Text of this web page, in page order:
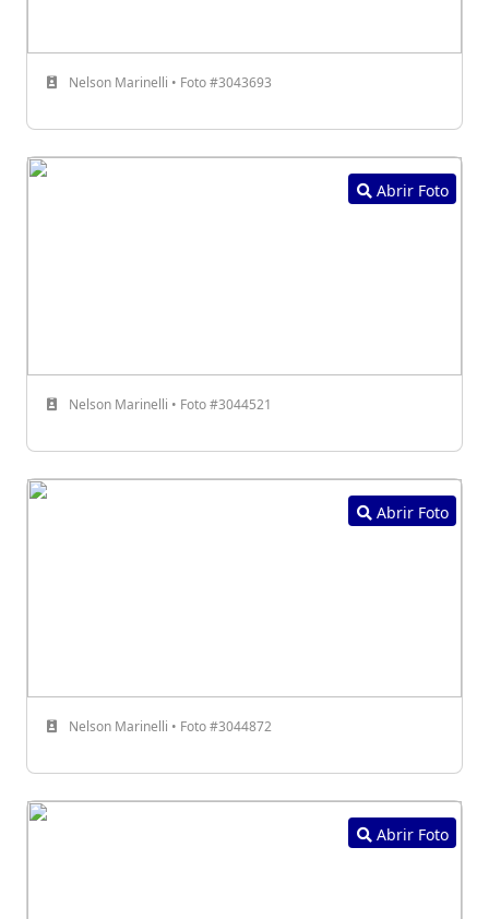
Nelson Marinelli • Foto #3043693
Abrir Foto
Nelson Marinelli • Foto #3044521
Abrir Foto
Nelson Marinelli • Foto #3044872
Abrir Foto